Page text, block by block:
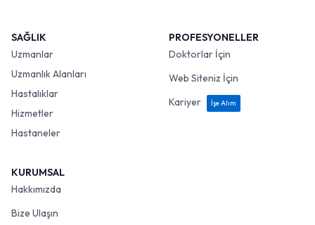
SAĞLIK
Uzmanlar
Uzmanlık Alanları
Hastalıklar
Hizmetler
Hastaneler
PROFESYONELLER
Doktorlar İçin
Web Siteniz İçin
Kariyer
İşe Alım
KURUMSAL
Hakkımızda
Bize Ulaşın